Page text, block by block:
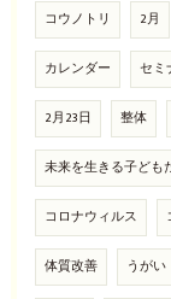
コウノトリ 2月
カレンダー セミ
2月23日 整体
未来を生きる子ども
コロナウィルス
体質改善 うがい